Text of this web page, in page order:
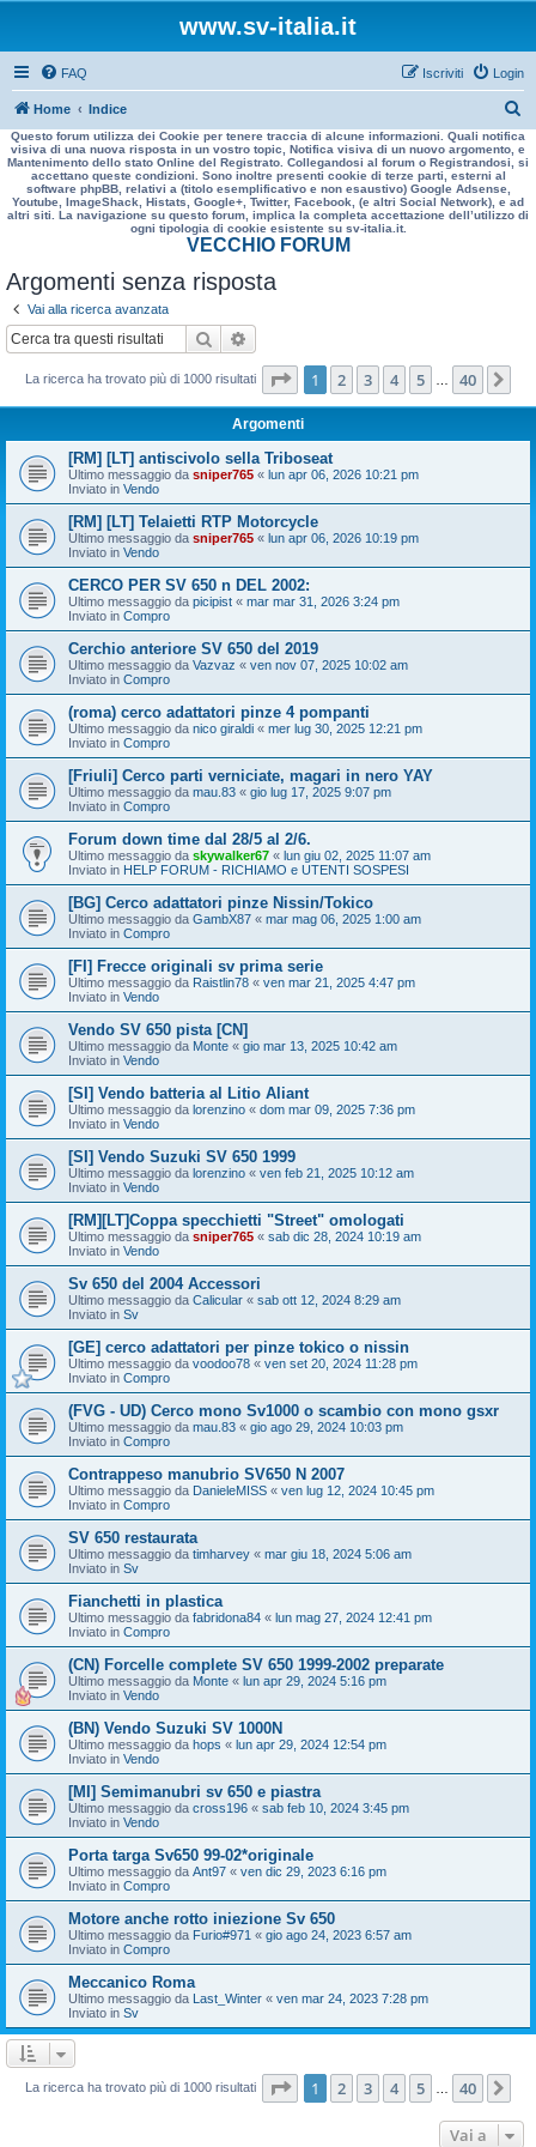
www.sv-italia.it
FAQ Login
Iscriviti
Home Indice
e
r
a
Questo forum utilizza dei Cookie per tenere traccia di alcune informazioni. Quali notifica
visiva di una nuova risposta in un vostro topic, Notifica visiva di un nuovo argomento, e
Mantenimento dello stato Online del Registrato. Collegandosi al forum o Registrandosi, si
accettano queste condizioni. Sono inoltre presenti cookie di terze parti, esterni al
software phpBB, relativi a (titolo esemplificativo e non esaustivo) Google Adsense,
Youtube, ImageShack, Histats, Google+, Twitter, Facebook, (e altri Social Network), e ad
altri siti. La navigazione su questo forum, implica la completa accettazione dell’utilizzo di
ogni tipologia di cookie esistente su sv-italia.it.
VECCHIO FORUM
Argomenti senza risposta
Vai alla ricerca avanzata
Cerca
La ricerca ha trovato più di 1000 risultati Pagina di 40
1 2 3 4 5 40
Argomenti
[RM] [LT] antiscivolo sella Triboseat
Ultimo messaggio da sniper765 « lun apr 06, 2026 10:21 pm
Inviato in Vendo
[RM] [LT] Telaietti RTP Motorcycle
Ultimo messaggio da sniper765 « lun apr 06, 2026 10:19 pm
Inviato in Vendo
CERCO PER SV 650 n DEL 2002:
Ultimo messaggio da picipist « mar mar 31, 2026 3:24 pm
Inviato in Compro
Cerchio anteriore SV 650 del 2019
Ultimo messaggio da Vazvaz « ven nov 07, 2025 10:02 am
Inviato in Compro
(roma) cerco adattatori pinze 4 pompanti
Ultimo messaggio da nico giraldi « mer lug 30, 2025 12:21 pm
Inviato in Compro
[Friuli] Cerco parti verniciate, magari in nero YAY
Ultimo messaggio da mau.83 « gio lug 17, 2025 9:07 pm
Inviato in Compro
Forum down time dal 28/5 al 2/6.
Ultimo messaggio da skywalker67 « lun giu 02, 2025 11:07 am
Inviato in HELP FORUM - RICHIAMO e UTENTI SOSPESI
[BG] Cerco adattatori pinze Nissin/Tokico
Ultimo messaggio da GambX87 « mar mag 06, 2025 1:00 am
Inviato in Compro
[FI] Frecce originali sv prima serie
Ultimo messaggio da Raistlin78 « ven mar 21, 2025 4:47 pm
Inviato in Vendo
Vendo SV 650 pista [CN]
Ultimo messaggio da Monte « gio mar 13, 2025 10:42 am
Inviato in Vendo
[SI] Vendo batteria al Litio Aliant
Ultimo messaggio da lorenzino « dom mar 09, 2025 7:36 pm
Inviato in Vendo
[SI] Vendo Suzuki SV 650 1999
Ultimo messaggio da lorenzino « ven feb 21, 2025 10:12 am
Inviato in Vendo
[RM][LT]Coppa specchietti "Street" omologati
Ultimo messaggio da sniper765 « sab dic 28, 2024 10:19 am
Inviato in Vendo
Sv 650 del 2004 Accessori
Ultimo messaggio da Calicular « sab ott 12, 2024 8:29 am
Inviato in Sv
[GE] cerco adattatori per pinze tokico o nissin
Ultimo messaggio da voodoo78 « ven set 20, 2024 11:28 pm
Inviato in Compro
(FVG - UD) Cerco mono Sv1000 o scambio con mono gsxr
Ultimo messaggio da mau.83 « gio ago 29, 2024 10:03 pm
Inviato in Compro
Contrappeso manubrio SV650 N 2007
Ultimo messaggio da DanieleMISS « ven lug 12, 2024 10:45 pm
Inviato in Compro
SV 650 restaurata
Ultimo messaggio da timharvey « mar giu 18, 2024 5:06 am
Inviato in Sv
Fianchetti in plastica
Ultimo messaggio da fabridona84 « lun mag 27, 2024 12:41 pm
Inviato in Compro
(CN) Forcelle complete SV 650 1999-2002 preparate
Ultimo messaggio da Monte « lun apr 29, 2024 5:16 pm
Inviato in Vendo
(BN) Vendo Suzuki SV 1000N
Ultimo messaggio da hops « lun apr 29, 2024 12:54 pm
Inviato in Vendo
[MI] Semimanubri sv 650 e piastra
Ultimo messaggio da cross196 « sab feb 10, 2024 3:45 pm
Inviato in Vendo
Porta targa Sv650 99-02*originale
Ultimo messaggio da Ant97 « ven dic 29, 2023 6:16 pm
Inviato in Compro
Motore anche rotto iniezione Sv 650
Ultimo messaggio da Furio#971 « gio ago 24, 2023 6:57 am
Inviato in Compro
Meccanico Roma
Ultimo messaggio da Last_Winter « ven mar 24, 2023 7:28 pm
Inviato in Sv
La ricerca ha trovato più di 1000 risultati Pagina di 40
1 2 3 4 5 40
Vai a